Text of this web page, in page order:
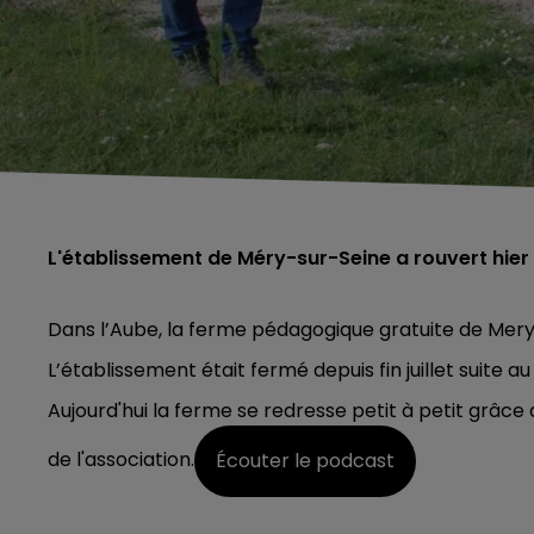
L'établissement de Méry-sur-Seine a rouvert
Dans l’Aube, la ferme pédagogique gratuite de
L’établissement était fermé depuis fin juillet suite
Aujourd'hui la ferme se redresse petit à petit grâce
de l'association.
Écouter le podcast